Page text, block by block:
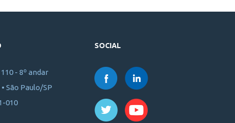
- 8º andar
São Paulo/SP
010
SOCIAL